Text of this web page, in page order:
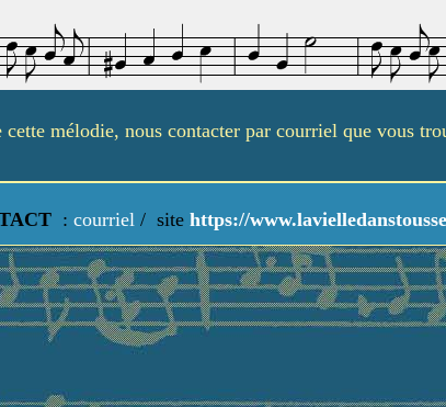
mélodie, nous contacter par courriel que vous
: courriel / site https://